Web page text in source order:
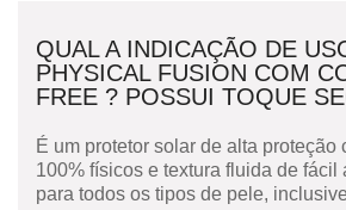
QUAL A INDICAÇÃO DE
PHYSICAL FUSION COM
FREE ? POSSUI TOQUE
É um protetor solar de alta proteção
100% físicos e textura fluida de fácil
para todos os tipos de pele,